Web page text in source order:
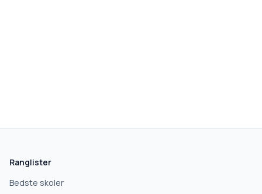
Hvad leder du efter?
Grundskole
Ranglister
Bedste skoler